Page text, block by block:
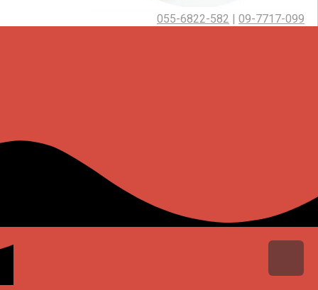
09-7717-099
|
055-6822-582
גלילה